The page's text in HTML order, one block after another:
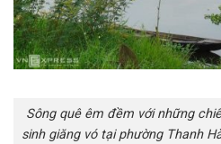
Sông quê êm đềm với những
sinh giăng vó tại phường Thanh